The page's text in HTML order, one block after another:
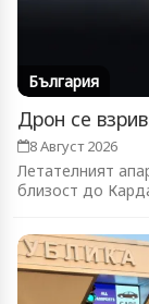
България
Дрон се
8 Август 2026
Летателният
близост до